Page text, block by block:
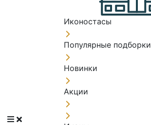
Иконостасы
Популярные подборки
Новинки
Акции